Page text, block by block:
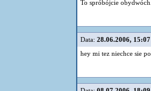
To spróbójcie
Data: 28.06.2006, 15:07
hey mi tez niechce sie